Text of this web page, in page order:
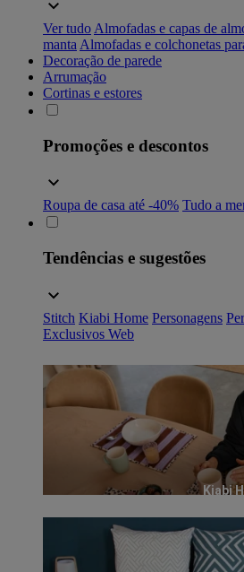
Ver tudo Almofadas e capas de
manta Almofadas e colchonetas
Decoração de parede
Arrumação
Cortinas e estores
Promoções e descontos
Roupa de casa até -40% Tudo a
Tendências e sugestões
Stitch Kiabi Home Personagens
Exclusivos Web
Kiabi